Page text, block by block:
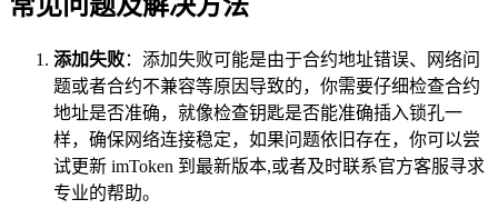
常见问题及解决方法
添加失败：添加失败可能是由于合约地址错误、网络问
题或者合约不兼容等原因导致的，你需要仔细检查合约
地址是否准确，就像检查钥匙是否能准确插入锁孔一
样，确保网络连接稳定，如果问题依旧存在，你可以尝
试更新 imToken 到最新版本,或者及时联系官方客服寻求
专业的帮助。